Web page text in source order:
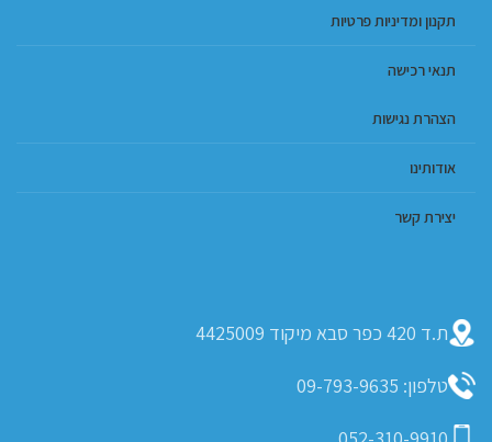
תקנון ומדיניות פרטיות
תנאי רכישה
הצהרת נגישות
אודותינו
יצירת קשר
ת.ד 420 כפר סבא מיקוד 4425009
טלפון: 09-793-9635